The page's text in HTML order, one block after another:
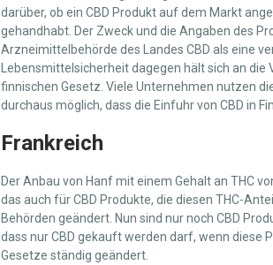
darüber, ob ein CBD Produkt auf dem Markt
gehandhabt. Der Zweck und die Angaben des
Arzneimittelbehörde des Landes CBD als eine
Lebensmittelsicherheit dagegen hält sich an die
finnischen Gesetz. Viele Unternehmen nutzen
durchaus möglich, dass die Einfuhr von CBD in
Frankreich
Der Anbau von Hanf mit einem Gehalt an THC
das auch für CBD Produkte, die diesen THC-
Behörden geändert. Nun sind nur noch CBD
dass nur CBD gekauft werden darf, wenn diese
Gesetze ständig geändert.